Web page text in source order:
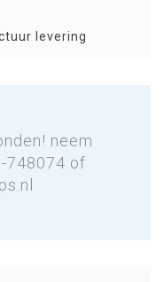
levering
neem
748074 of